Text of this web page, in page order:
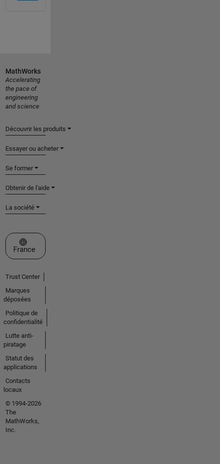
MathWorks
Accelerating
the pace of
engineering
and science
Découvrir les produits
Essayer ou acheter
Se former
Obtenir de l'aide
La société
Sélectionner un site web
France
Trust Center
Marques
déposées
Politique de
confidentialité
Lutte anti-
piratage
Statut des
applications
Contacts
locaux
© 1994-2026
The
MathWorks,
Inc.